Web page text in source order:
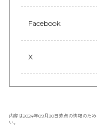
Facebook
X
内容は2024年09月30日時点の情報のた
い。